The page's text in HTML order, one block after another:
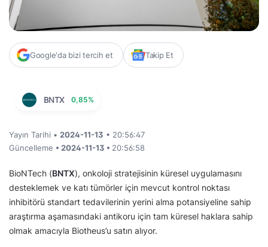
Google'da bizi tercih et Takip Et
BNTX 0,85%
Yayın Tarihi • 2024-11-13 • 20:56:47
Güncelleme • 2024-11-13 • 20:56:58
BioNTech (BNTX), onkoloji stratejisinin küresel uygulamasını
desteklemek ve katı tümörler için mevcut kontrol noktası
inhibitörü standart tedavilerinin yerini alma potansiyeline sahip
araştırma aşamasındaki antikoru için tam küresel haklara sahip
olmak amacıyla Biotheus’u satın alıyor.